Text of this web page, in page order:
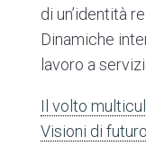
di un’identità
Dinamiche
lavoro a
Il volto
Visioni di